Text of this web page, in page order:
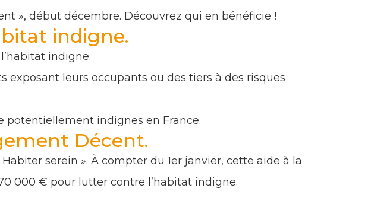
», début décembre. Découvrez qui en bénéficie !
indigne.
indigne.
leurs occupants ou des tiers à des risques
potentiellement indignes en France.
Décent.
serein ». À compter du 1er janvier, cette aide à la
000 € pour lutter contre l’habitat indigne.